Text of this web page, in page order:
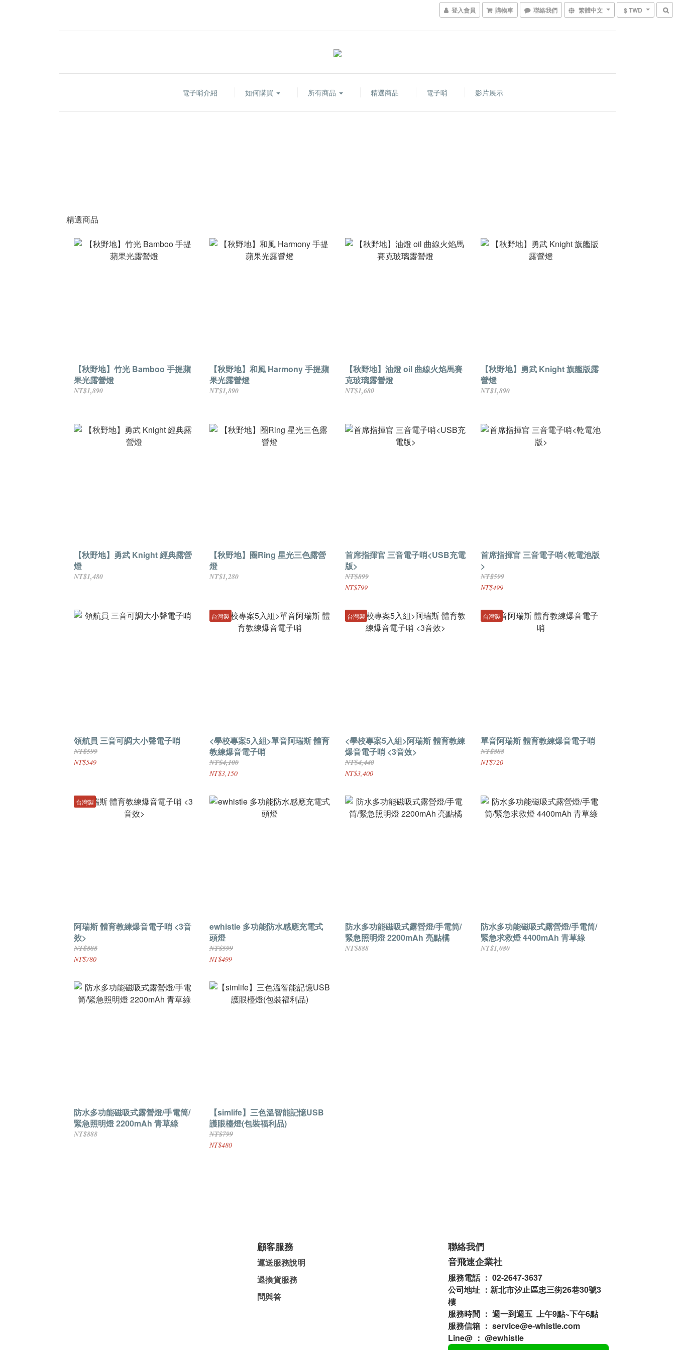
登入會員 購物車 聯絡我們 繁體中文 $ TWD
電子哨介紹 如何購買 所有商品 精選商品 電子哨 影片展示
精選商品
【秋野地】竹光 Bamboo 手提蘋
果光露營燈
NT$1,890
【秋野地】和風 Harmony 手提蘋
果光露營燈
NT$1,890
【秋野地】油燈 oil 曲線火焰馬賽
克玻璃露營燈
NT$1,680
【秋野地】勇武 Knight 旗艦版露
營燈
NT$1,890
【秋野地】勇武 Knight 經典露營
燈
NT$1,480
【秋野地】圈Ring 星光三色露營
燈
NT$1,280
首席指揮官 三音電子哨<USB充電
版>
NT$899
NT$799
首席指揮官 三音電子哨<乾電池版
>
NT$599
NT$499
領航員 三音可調大小聲電子哨
NT$599
NT$549
台灣製
<學校專案5入組>單音阿瑞斯 體育
教練爆音電子哨
NT$4,100
NT$3,150
台灣製
<學校專案5入組>阿瑞斯 體育教練
爆音電子哨 <3音效>
NT$4,440
NT$3,400
台灣製
單音阿瑞斯 體育教練爆音電子哨
NT$888
NT$720
台灣製
阿瑞斯 體育教練爆音電子哨 <3音
效>
NT$888
NT$780
ewhistle 多功能防水感應充電式
頭燈
NT$599
NT$499
防水多功能磁吸式露營燈/手電筒/
緊急照明燈 2200mAh 亮點橘
NT$888
防水多功能磁吸式露營燈/手電筒/
緊急求救燈 4400mAh 青草綠
NT$1,080
防水多功能磁吸式露營燈/手電筒/
緊急照明燈 2200mAh 青草綠
NT$888
【simlife】三色溫智能記憶USB
護眼檯燈(包裝福利品)
NT$799
NT$480
顧客服務
運送服務說明
退換貨服務
問與答
聯絡我們
音飛速企業社
服務電話 ： 02-2647-3637
公司地址 ：新北市汐止區忠三街26巷30號3
樓
服務時間 ： 週一到週五 上午9點~下午6點
服務信箱 ： service@e-whistle.com
Line@ ： @ewhistle